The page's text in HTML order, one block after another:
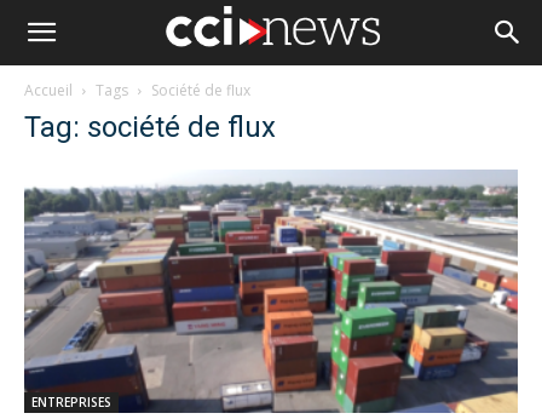
Accueil Tags Société de flux
Tag: société de flux
ENTREPRISES